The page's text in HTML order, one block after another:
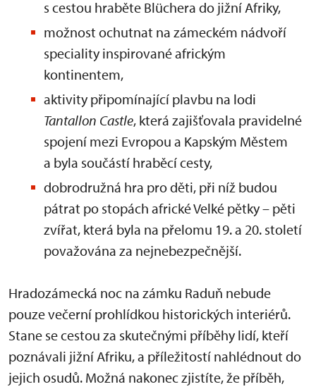
s cestou hraběte Blüchera do jižní Afriky,
možnost ochutnat na zámeckém nádvoří
speciality inspirované africkým
kontinentem,
aktivity připomínající plavbu na lodi
Tantallon Castle, která zajišťovala pravidelné
spojení mezi Evropou a Kapským Městem
a byla součástí hraběcí cesty,
dobrodružná hra pro děti, při níž budou
pátrat po stopách africké Velké pětky – pěti
zvířat, která byla na přelomu 19. a 20. století
považována za nejnebezpečnější.
Hradozámecká noc na zámku Raduň nebude
pouze večerní prohlídkou historických interiérů.
Stane se cestou za skutečnými příběhy lidí, kteří
poznávali jižní Afriku, a příležitostí nahlédnout do
jejich osudů. Možná nakonec zjistíte, že příběh,